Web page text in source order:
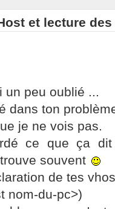
et lecture
un peu oublié ...
dans ton
je ne vois pas.
ce que ça
souvent
de tes
nom-du-pc>)